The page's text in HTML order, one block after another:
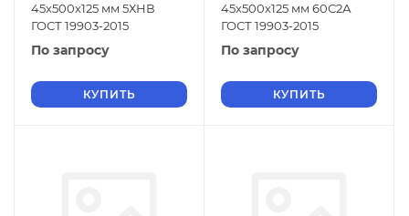
45х500х125 мм 5ХНВ
ГОСТ 19903-2015
По запросу
КУПИТЬ
45х500х125 мм 60С2А
ГОСТ 19903-2015
По запросу
КУПИТЬ